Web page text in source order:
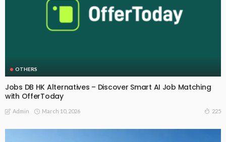
OTHERS
Jobs DB HK Alternatives – Discover Smart AI Job Matching
with OfferToday
Admin March 10, 2026 225